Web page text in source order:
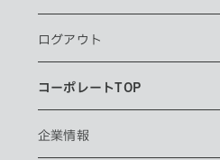
ログアウト
コーポレートTOP
企業情報